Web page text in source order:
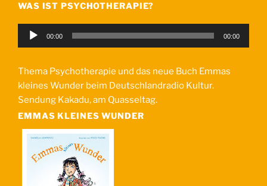
WAS IST PSYCHOTHERAPIE?
Audio-
00:00 00:00
Thema Psychotherapie und das neue Buch Emmas
kleines Wunder beim Deutschlandradio Kultur.
Sendung Kakadu, am Quasseltag.
EMMAS KLEINES WUNDER